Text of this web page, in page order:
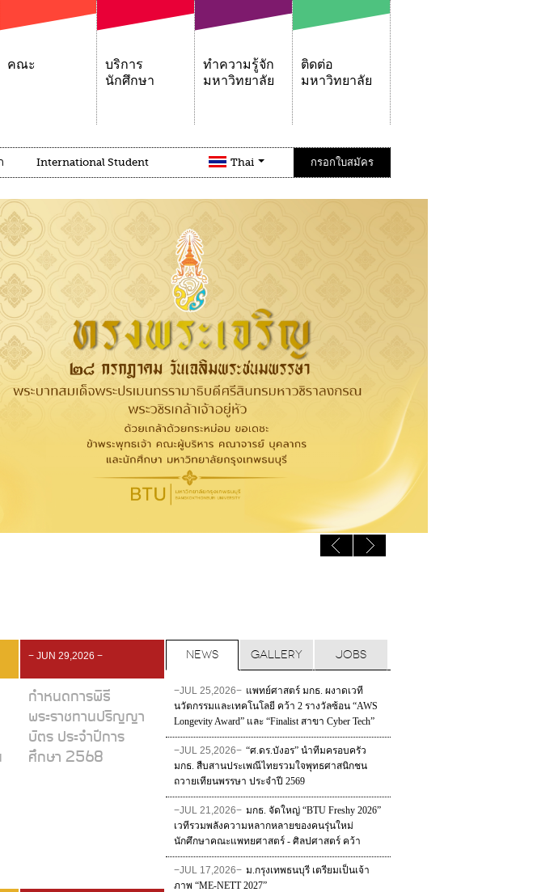
คณะ
บริการ
นักศึกษา
ทำความรู้จัก
มหาวิทยาลัย
ติดต่อ
มหาวิทยาลัย
International Student Thai กรอกใบสมัคร
− JUN 29,2026 −
กำหนดการพิธี
พระราชทานปริญญา
บัตร ประจำปีการ
ศึกษา 2568
NEWS GALLERY JOBS
−JUL 25,2026− แพทย์ศาสตร์ มกธ. ผงาดเวที
นวัตกรรมและเทคโนโลยี คว้า 2 รางวัลซ้อน “AWS
Longevity Award” และ “Finalist สาขา Cyber Tech”
ชู AI ปฏิวัติการศึกษาแพทย์และสุขภาพยุคใหม่
−JUL 25,2026− “ศ.ดร.บังอร” นำทีมครอบครัว
มกธ. สืบสานประเพณีไทยรวมใจพุทธศาสนิกชน
ถวายเทียนพรรษา ประจำปี 2569
−JUL 21,2026− มกธ. จัดใหญ่ “BTU Freshy 2026”
เวทีรวมพลังความหลากหลายของคนรุ่นใหม่
นักศึกษาคณะแพทยศาสตร์ - ศิลปศาสตร์ คว้า
รางวัล “BTU Brand Ambassadors 2026”
−JUL 17,2026− ม.กรุงเทพธนบุรี เตรียมเป็นเจ้า
ภาพ “ME-NETT 2027”